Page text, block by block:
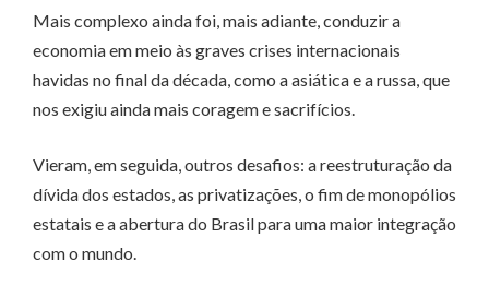
Mais complexo ainda foi, mais adiante, conduzir a
economia em meio às graves crises internacionais
havidas no final da década, como a asiática e a russa, que
nos exigiu ainda mais coragem e sacrifícios.
Vieram, em seguida, outros desafios: a reestruturação da
dívida dos estados, as privatizações, o fim de monopólios
estatais e a abertura do Brasil para uma maior integração
com o mundo.